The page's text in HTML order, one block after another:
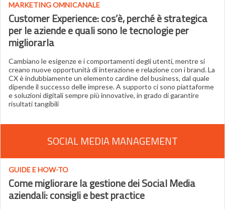
MARKETING OMNICANALE
Customer Experience: cos’è, perché è strategica
per le aziende e quali sono le tecnologie per
migliorarla
Cambiano le esigenze e i comportamenti degli utenti, mentre si
creano nuove opportunità di interazione e relazione con i brand. La
CX è indubbiamente un elemento cardine del business, dal quale
dipende il successo delle imprese. A supporto ci sono piattaforme
e soluzioni digitali sempre più innovative, in grado di garantire
risultati tangibili
SOCIAL MEDIA MANAGEMENT
GUIDE E HOW-TO
Come migliorare la gestione dei Social Media
aziendali: consigli e best practice